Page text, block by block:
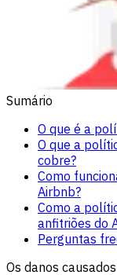
Sumário
O que é a
O que a
cobre?
Como
Airbnb?
Como a
anfitriões do
Perguntas
Os danos